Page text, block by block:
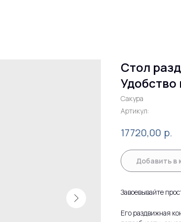
Стол
Сакура
Артикул:
17720,00 р.
Добавить в
Завоевывайте
Его раздвижная